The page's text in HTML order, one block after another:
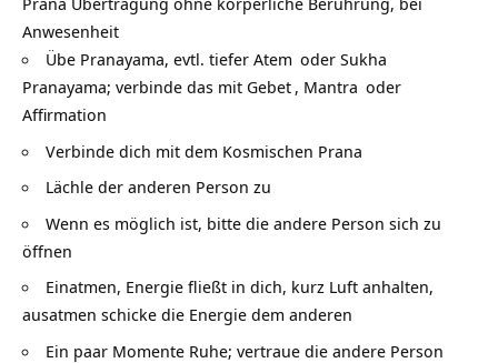
Anwesenheit
Übe Pranayama, evtl. tiefer Atem oder Sukha
Pranayama; verbinde das mit Gebet , Mantra oder
Affirmation
Verbinde dich mit dem Kosmischen Prana
Lächle der anderen Person zu
Wenn es möglich ist, bitte die andere Person sich zu
öffnen
Einatmen, Energie fließt in dich, kurz Luft anhalten,
ausatmen schicke die Energie dem anderen
Ein paar Momente Ruhe; vertraue die andere Person